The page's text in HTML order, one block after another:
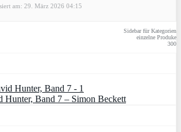
am: 29. März 2026 04:15
Sidebar für Kategorien
einzelne Produke
300
Hunter, Band 7 – Simon Beckett